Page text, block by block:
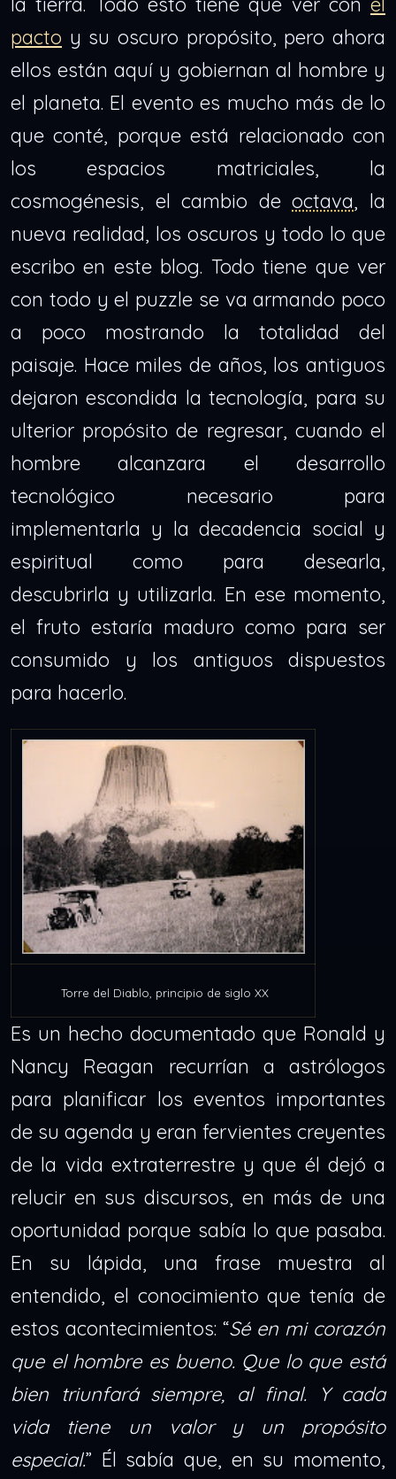
pacto y su oscuro propósito, pero ahora
ellos están aquí y gobiernan al hombre y
el planeta. El evento es mucho más de lo
que conté, porque está relacionado con
los espacios matriciales, la
cosmogénesis, el cambio deoctava, la
nueva realidad, los oscuros y todo lo que
escribo en este blog. Todo tiene que ver
con todo y el puzzle se va armando poco
a poco mostrando la totalidad del
paisaje. Hace miles de años, los antiguos
dejaron escondida la tecnología, para su
ulterior propósito de regresar, cuando el
hombre alcanzara el desarrollo
tecnológico necesario para
implementarla y la decadencia social y
espiritual como para desearla,
descubrirla y utilizarla. En ese momento,
el fruto estaría maduro como para ser
consumido y los antiguos dispuestos
para hacerlo.
Torre del Diablo, principio de siglo XX
Es un hecho documentado que Ronald y
Nancy Reagan recurrían a astrólogos
para planificar los eventos importantes
de su agenda y eran fervientes creyentes
de la vida extraterrestre y que él dejó a
relucir en sus discursos, en más de una
oportunidad porque sabía lo que pasaba.
En su lápida, una frase muestra al
entendido, el conocimiento que tenía de
estos acontecimientos: “Sé en mi corazón
que el hombre es bueno. Que lo que está
bien triunfará siempre, al final. Y cada
vida tiene un valor y un propósito
especial.” Él sabía que, en su momento,